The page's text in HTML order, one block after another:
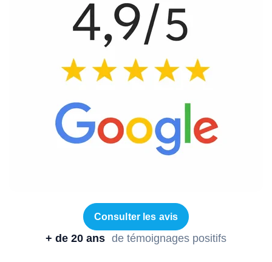
Consulter les avis
+ de 20 ans de témoignages positifs